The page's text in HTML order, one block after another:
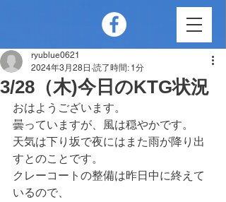
3/28（木)今日のKTG状況
ryublue0621
2024年3月28日 読了時間: 1分
おはようございます。
曇っていますが、風は穏やかです。
天気は下り坂で夜にはまた雨が降り出
すとのことです。
クレーコートの整備は昨日中に終えて
いるので、